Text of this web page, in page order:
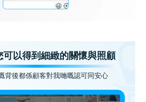
可以得到細緻的關懷與照顧
背後都係顧客對我哋嘅認可同安心